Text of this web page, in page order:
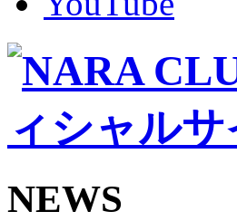
2026/27トップチームス
バモス
チアダンススクール
ボランティアチーム「
ビクトリーロード
HOMEGAME
観戦ルール＆マナー
Jリーグ運営管理規定
写真・動画使用ガイドラ
NEWS